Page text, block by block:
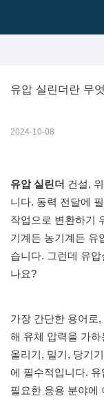
유압 실린더란 무
2024-10-08
유압 실린더 건설,
니다. 동력 전달에
작업으로 변환하기
기계든 농기계든 유
습니다. 그런데 유
나요?
가장 간단한 용어로
해 유체 압력을 가
올리기, 밀기, 당기
에 필수적입니다.
필요한 응용 분야에